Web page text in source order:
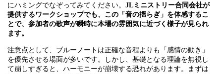
にハミングでなぞってみてください。 JLミニストリー合同会社が
提供するワークショップでも、この「音の揺らぎ」を体感するこ
とで、参加者の歌声が瞬時に本場の雰囲気に近づく様子が見られ
ます。
注意点として、ブルーノートは正確な音程よりも「感情の動き」
を優先させる場面が多いです。しかし、基礎となる理論を無視し
て崩しすぎると、ハーモニーが崩壊する恐れがあります。まずは